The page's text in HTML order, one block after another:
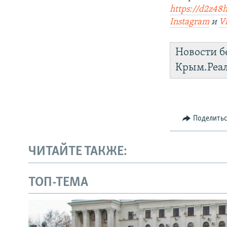
https://
Instagram и
Новости
ЧИТАЙТЕ ТАКЖЕ:
ТОП-ТЕМА